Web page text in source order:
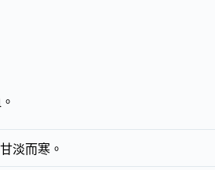
甘淡而寒。